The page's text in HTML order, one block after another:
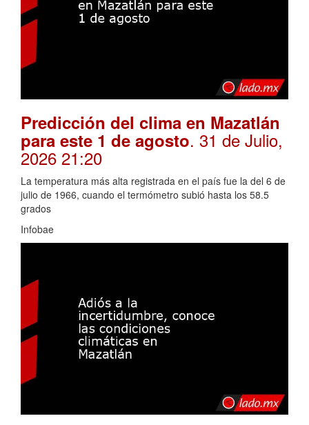
Predicción del clima en Mazatlán
para este 1 de agosto. 31 de Julio,
2026 21:20
La temperatura más alta registrada en el país fue la del 6 de
julio de 1966, cuando el termómetro subió hasta los 58.5
grados
Infobae